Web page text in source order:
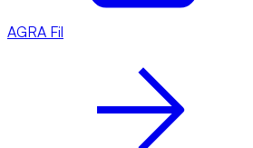
AGRA Fil